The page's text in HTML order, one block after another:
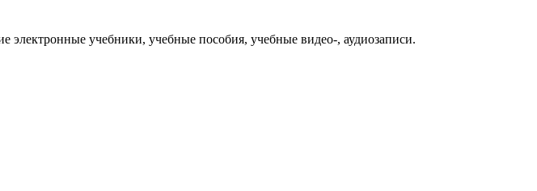
учебники, учебные пособия, учебные видео-, аудиозаписи.